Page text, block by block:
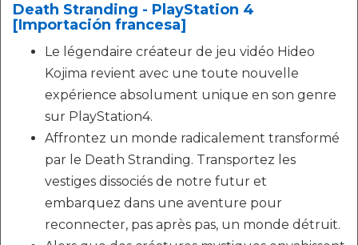
Death Stranding - PlayStation 4
[Importación francesa]
Le légendaire créateur de jeu vidéo Hideo
Kojima revient avec une toute nouvelle
expérience absolument unique en son genre
sur PlayStation4.
Affrontez un monde radicalement transformé
par le Death Stranding. Transportez les
vestiges dissociés de notre futur et
embarquez dans une aventure pour
reconnecter, pas après pas, un monde détruit.